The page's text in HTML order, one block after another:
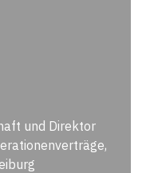
und Direktor